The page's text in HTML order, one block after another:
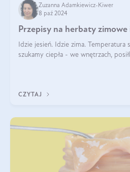
Zuzanna Adamkiewicz-Kiwer
8 paź 2024
Przepisy na herbaty zimowe
Idzie jesień. Idzie zima. Temperatura
szukamy ciepła - we wnętrzach,
CZYTAJ